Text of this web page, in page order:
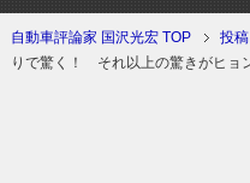
自動車評論家 国沢光宏 TOP 投稿
りで驚く！ それ以上の驚きがヒョ